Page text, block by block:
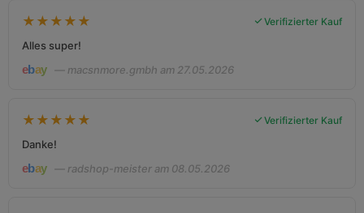
★ ★ ★ ★ ★ Verifizierter Kauf
Alles super!
— macsnmore.gmbh am 27.05.2026
★ ★ ★ ★ ★ Verifizierter Kauf
Danke!
— radshop-meister am 08.05.2026